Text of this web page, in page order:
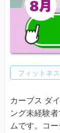
フィットネ
カーブス ダ
ング未経験
ムです。コ